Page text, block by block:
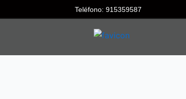
Teléfono: 915359587